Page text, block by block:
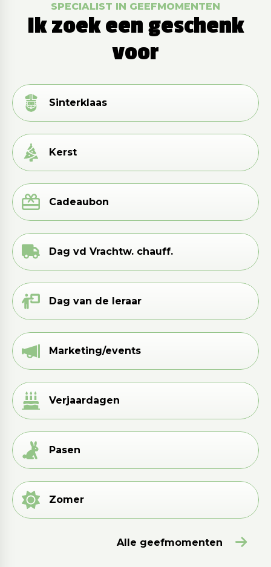
SPECIALIST IN GEEFMOMENTEN
Ik zoek een geschenk
voor
Sinterklaas
Kerst
Cadeaubon
Dag vd Vrachtw. chauff.
Dag van de leraar
Marketing/events
Verjaardagen
Pasen
Zomer
Alle geefmomenten